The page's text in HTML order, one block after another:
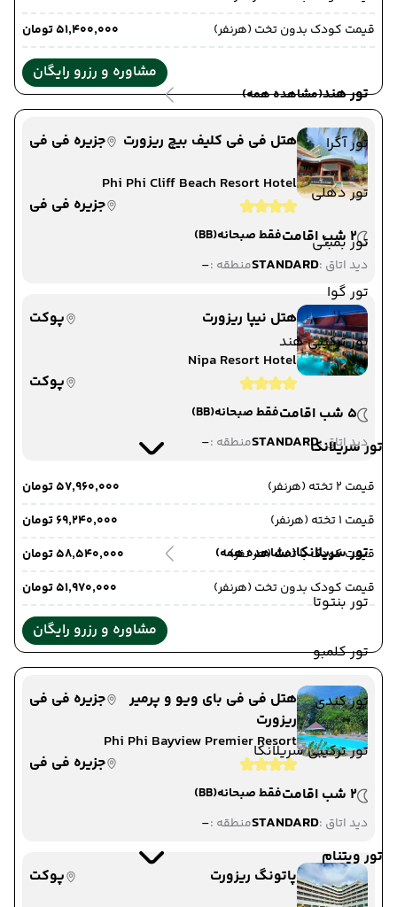
تور هند(مشاهده همه)
تور آگرا
تور دهلی
تور بمبئی
تور گوا
تور ترکیبی هند
تور سریلانکا
تور سریلانکا(مشاهده همه)
تور بنتوتا
تور کلمبو
تور کندی
تور ترکیبی سریلانکا
تور ویتنام
قیمت کودک بدون تخت (هرنفر)
۵۱٬۴۰۰٬۰۰۰ تومان
مشاوره و رزرو رایگان
هتل فی فی کلیف بیچ ریزورت
جزیره فی فی
Phi Phi Cliff Beach Resort Hotel
جزیره فی فی
2 شب اقامت
فقط صبحانه(BB)
دید اتاق :STANDARDمنطقه :-
هتل نیپا ریزورت
پوکت
Nipa Resort Hotel
پوکت
5 شب اقامت
فقط صبحانه(BB)
دید اتاق :STANDARDمنطقه :-
قیمت 2 تخته (هرنفر)
۵۷٬۹۶۰٬۰۰۰ تومان
قیمت 1 تخته (هرنفر)
۶۹٬۲۴۰٬۰۰۰ تومان
قیمت کودک با تخت (هر نفر)
۵۸٬۵۴۰٬۰۰۰ تومان
قیمت کودک بدون تخت (هرنفر)
۵۱٬۹۷۰٬۰۰۰ تومان
مشاوره و رزرو رایگان
هتل فی فی بای ویو و پرمیر
ریزورت
جزیره فی فی
Phi Phi Bayview Premier Resort
جزیره فی فی
2 شب اقامت
فقط صبحانه(BB)
دید اتاق :STANDARDمنطقه :-
پاتونگ ریزورت
پوکت